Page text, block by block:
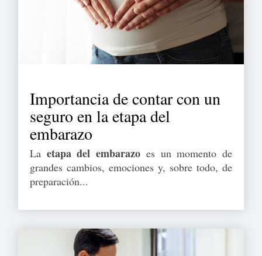
Importancia de contar con un
seguro en la etapa del
embarazo
La etapa del embarazo es un momento de
grandes cambios, emociones y, sobre todo, de
preparación...